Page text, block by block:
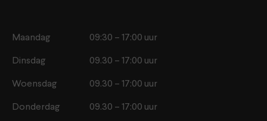
Maandag 09:30 – 17:00 uur
Dinsdag 09.30 – 17:00 uur
Woensdag 09.30 – 17:00 uur
Donderdag 09.30 – 17:00 uur